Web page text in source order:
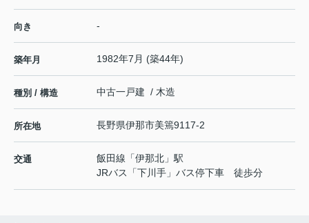
向き -
築年月 1982年7月 (築44年)
種別 / 構造 中古一戸建 / 木造
所在地 長野県伊那市美篶9117-2
交通 飯田線 「伊那北 」駅
JRバス「下川手」バス停下車 徒歩分